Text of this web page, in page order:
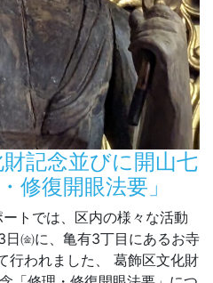
記念並びに開山七
修復開眼法要」
ートでは、区内の様々な活動
㈮に、亀有3丁目にあるお寺
行われました、 葛飾区文化財